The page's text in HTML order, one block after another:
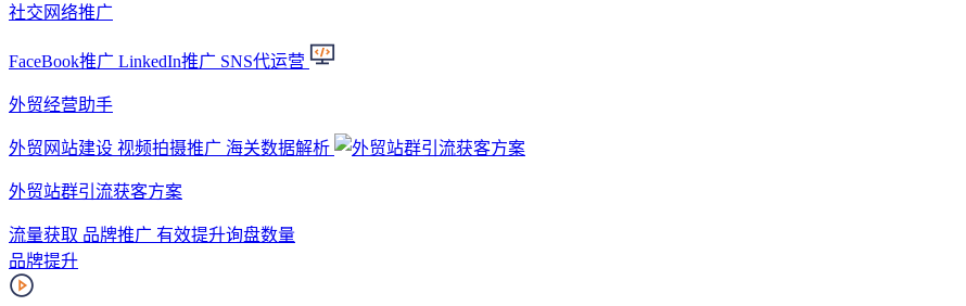
社交网络推广
FaceBook推广 LinkedIn推广 SNS代运营
外贸经营助手
外贸网站建设 视频拍摄推广 海关数据解析
外贸站群引流获客方案
流量获取 品牌推广 有效提升询盘数量
品牌提升